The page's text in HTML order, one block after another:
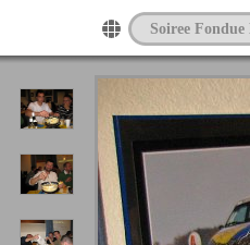
Soiree